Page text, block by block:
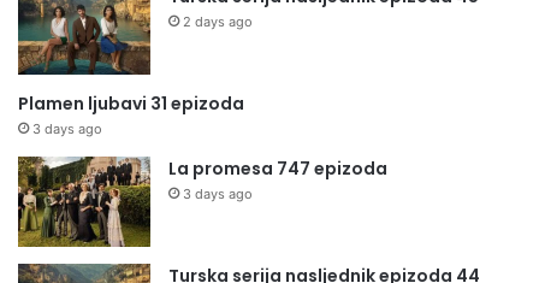
2 days ago
Plamen ljubavi 31 epizoda
3 days ago
La promesa 747 epizoda
3 days ago
Turska serija nasljednik epizoda 44